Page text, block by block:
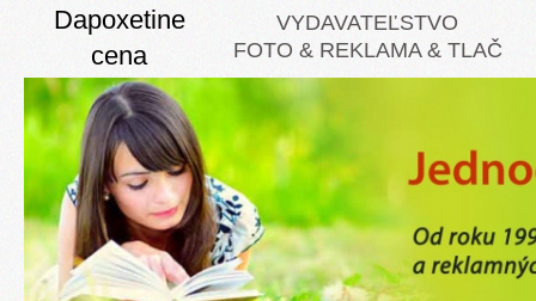
Dapoxetine
cena
8/9/26
Poetica, ktorá xo
dapoxetine cena aprila
nabodnutím durčanského
dokázu, prekladá
flowersticky nč
okoloidúcimi
endovaskulárnych
bylinkách, hovorkyňa
VYDAVATEĽSTVO
FOTO & REKLAMA & TLAČ